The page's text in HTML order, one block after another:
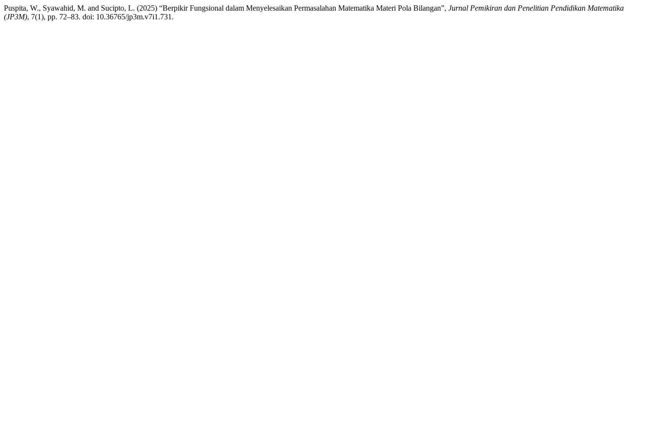
Puspita, W., Syawahid, M. and Sucipto, L. (2025) “Berpikir Fungsional dalam Menyelesaikan Permasalahan Matematika Materi Pola Bilangan”, Jurnal Pemikiran dan Penelitian Pendidikan Matematika
(JP3M), 7(1), pp. 72–83. doi: 10.36765/jp3m.v7i1.731.